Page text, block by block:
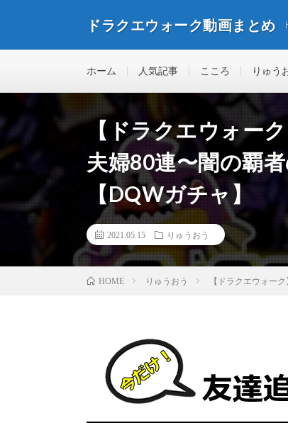
ドラクエウォーク動画まとめ
ホーム 人気記事 こころ りゅう
【ドラクエウォー
夫婦80連〜闇の覇
【DQWガチャ】
2021.05.15 りゅうおう
HOME りゅうおう 【ドラクエウォー